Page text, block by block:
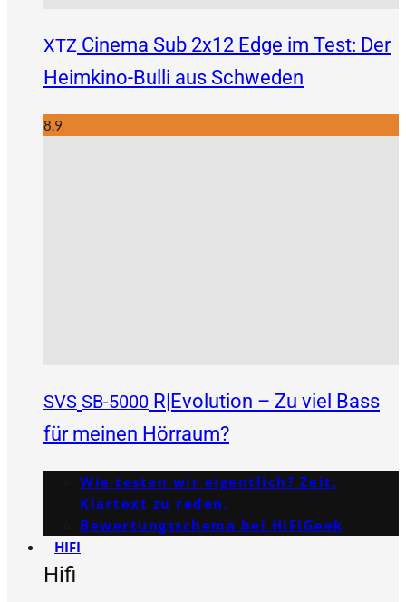
XTZ Cinema Sub 2x12 Edge im Test: Der
Heimkino-Bulli aus Schweden
8.9
SVS SB-5000 R|Evolution – Zu viel Bass
für meinen Hörraum?
Wie testen wir eigentlich? Zeit,
Klartext zu reden.
Bewertungs­schema bei HiFiGeek
HIFI
Hifi